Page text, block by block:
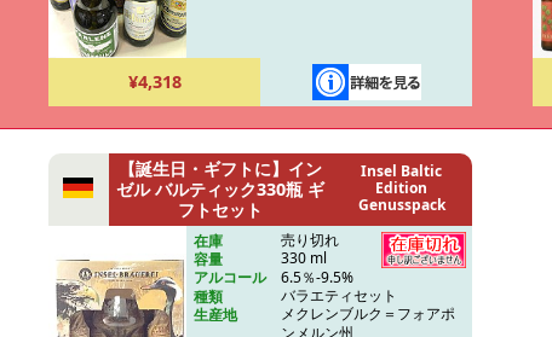
¥4,318
【誕生日・ギフトに】イン
ゼル バルティック330瓶 ギ
フトセット
Insel Baltic
Edition
Genusspack
在庫
売り切れ
容量
330 ml
アルコール
6.5％-9.5%
種類
バラエティセット
生産地
メクレンブルク＝フォアポ
ンメルン州